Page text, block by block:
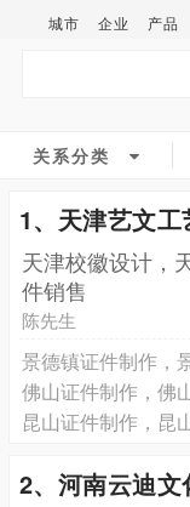
城市 企业 产品
关系分类
1、天津艺文工
天津校徽设计，
件销售
陈先生
佛山证件制作，佛
昆山证件制作，昆
2、河南云迪